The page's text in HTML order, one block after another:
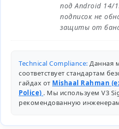
под Android 14/
подписок не
защиты от
Technical Compliance: Данная
соответствует стандартам
гайдах от Mishaal Rahman
Police) . Мы используем V3
рекомендованную